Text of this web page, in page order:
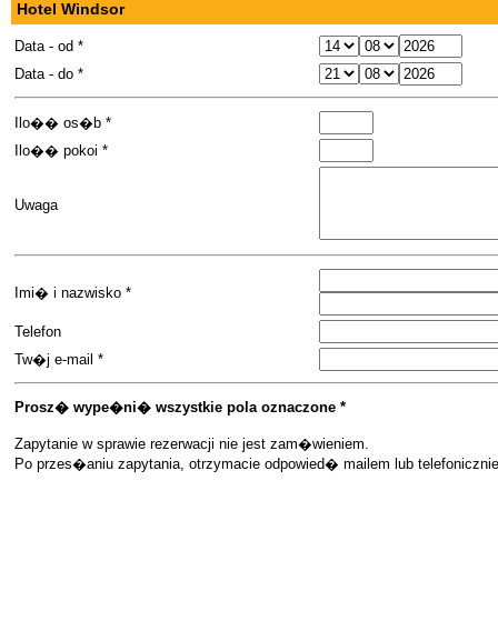
Hotel Windsor
Data - od *
Data - do *
Ilo�� os�b *
Ilo�� pokoi *
Uwaga
Imi� i nazwisko *
Telefon
Tw�j e-mail *
Prosz� wype�ni� wszystkie pola oznaczone *
Zapytanie w sprawie rezerwacji nie jest zam�wieniem.
Po przes�aniu zapytania, otrzymacie odpowied� mailem lub